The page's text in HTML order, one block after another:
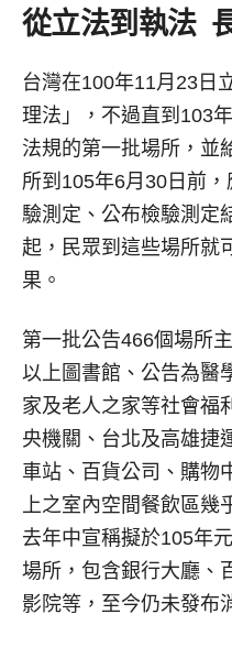
從立法到執法
台灣在100年11月23日
理法」，不過直到103
法規的第一批場所，並
所到105年6月30日前
驗測定、公布檢驗測定
起，民眾到這些場所就
果。
第一批公告466個場所
以上圖書館、公告為醫
家及老人之家等社會福
央機關、台北及高雄捷
車站、百貨公司、購物
上之室內空間餐飲區幾
去年中宣稱擬於105年
場所，包含銀行大廳、
影院等，至今仍未發布